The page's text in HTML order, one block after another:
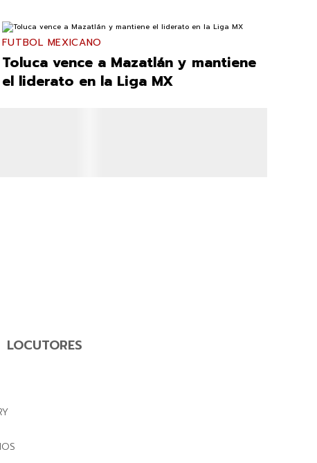
FUTBOL MEXICANO
Toluca vence a Mazatlán y mantiene
el liderato en la Liga MX
LOCUTORES